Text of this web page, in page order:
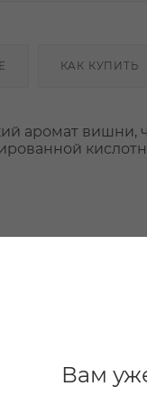
Вам
КАК КУПИТЬ
аромат вишни,